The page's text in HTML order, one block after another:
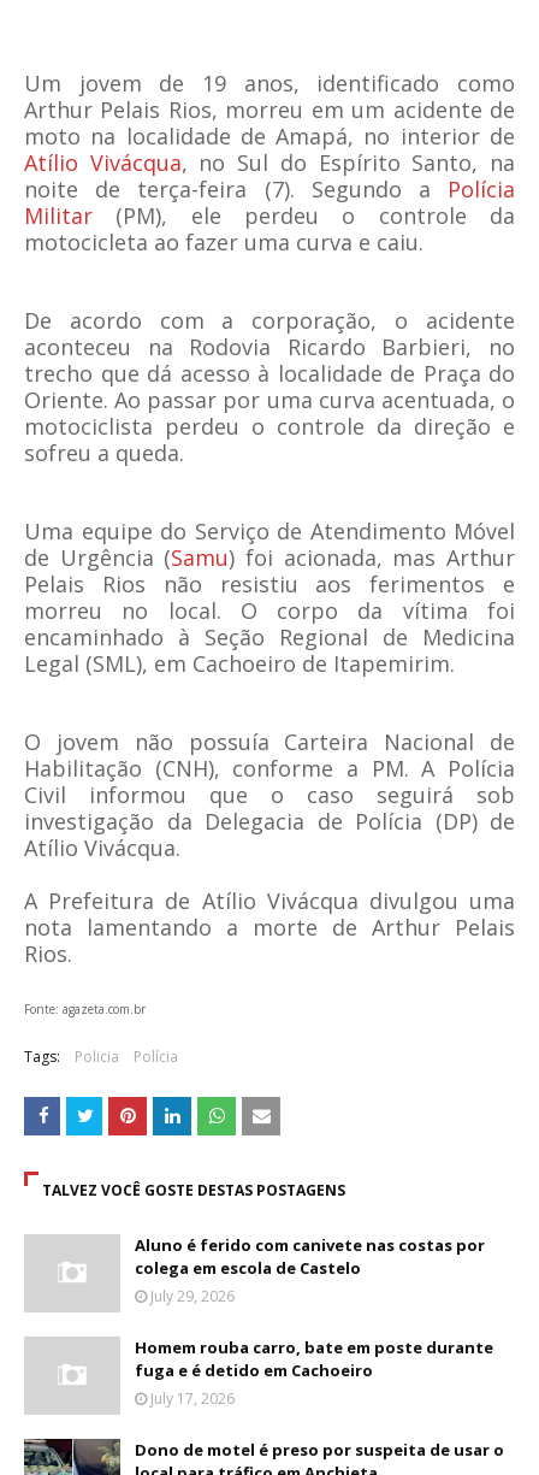
Um jovem de 19 anos, identificado como
Arthur Pelais Rios, morreu em um acidente de
moto na localidade de Amapá, no interior de
Atílio Vivácqua, no Sul do Espírito Santo, na
noite de terça-feira (7). Segundo a Polícia
Militar (PM), ele perdeu o controle da
motocicleta ao fazer uma curva e caiu.
De acordo com a corporação, o acidente
aconteceu na Rodovia Ricardo Barbieri, no
trecho que dá acesso à localidade de Praça do
Oriente. Ao passar por uma curva acentuada, o
motociclista perdeu o controle da direção e
sofreu a queda.
Uma equipe do Serviço de Atendimento Móvel
de Urgência (Samu) foi acionada, mas Arthur
Pelais Rios não resistiu aos ferimentos e
morreu no local. O corpo da vítima foi
encaminhado à Seção Regional de Medicina
Legal (SML), em Cachoeiro de Itapemirim.
O jovem não possuía Carteira Nacional de
Habilitação (CNH), conforme a PM. A Polícia
Civil informou que o caso seguirá sob
investigação da Delegacia de Polícia (DP) de
Atílio Vivácqua.
A Prefeitura de Atílio Vivácqua divulgou uma
nota lamentando a morte de Arthur Pelais
Rios.
Fonte: agazeta.com.br
Tags: Policia Polícia
TALVEZ VOCÊ GOSTE DESTAS POSTAGENS
Aluno é ferido com canivete nas costas por
colega em escola de Castelo
July 29, 2026
Homem rouba carro, bate em poste durante
fuga e é detido em Cachoeiro
July 17, 2026
Dono de motel é preso por suspeita de usar o